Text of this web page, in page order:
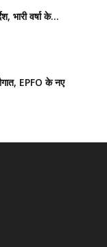
भारी वर्षा के...
EPFO के नए